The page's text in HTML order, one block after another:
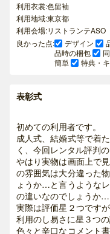
利用衣裳:色留袖
利用地域:東京都
利用会場:リストランテASO
良かった点:
デザイン
品時の梱包
簡単
特典・
表彰式
初めての利用者です。
成人式、結婚式等で着
く、今回レンタル評判
やはり実物は画面上で
の雰囲気は大分違った
ょうか…と言うような
の違いなのでしょうか…
実際は評価星２つです
利用のし易さに星３つ
色々と辛口なコメント